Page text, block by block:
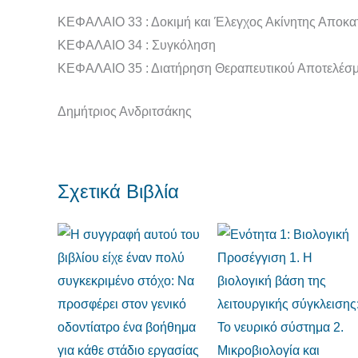
ΚΕΦΑΛΑΙΟ 33 : Δοκιμή και Έλεγχος Ακίνητης
ΚΕΦΑΛΑΙΟ 34 : Συγκόληση
ΚΕΦΑΛΑΙΟ 35 : Διατήρηση Θεραπευτικού
Δημήτριος Ανδριτσάκης
Σχετικά Βιβλία
Original
price
was:
€160,00.
Η
τιμή
είναι:
€145,00.
Original
price
was:
€90,00.
Η
τρέχουσα
τιμή
€65,00.